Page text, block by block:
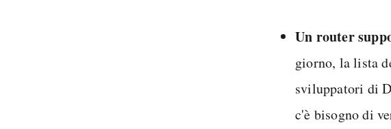
Un router
giorno, la lista
sviluppatori di
c'è bisogno di